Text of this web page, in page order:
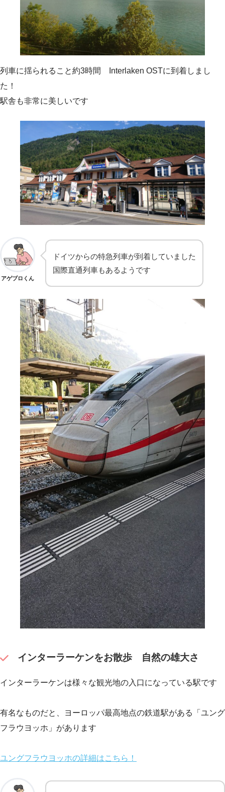
列車に揺られること約3時間 Interlaken OSTに到着しまし
た！
駅舎も非常に美しいです
アゲブロくん
ドイツからの特急列車が到着していました
国際直通列車もあるようです
インターラーケンをお散歩 自然の雄大さ
インターラーケンは様々な観光地の入口になっている駅です
有名なものだと、ヨーロッパ最高地点の鉄道駅がある「ユング
フラウヨッホ」があります
ユングフラウヨッホの詳細はこちら！